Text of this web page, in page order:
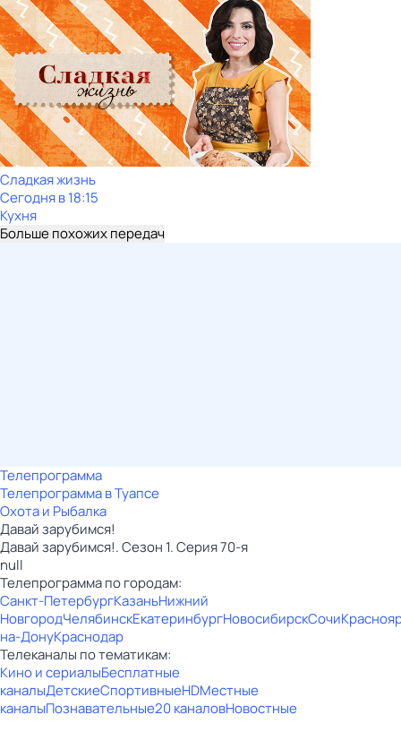
Сладкая жизнь
Сегодня в 18:15
Кухня
Больше похожих передач
Телепрограмма
Телепрограмма в Туапсе
Охота и Рыбалка
Давай зарубимся!
Давай зарубимся!. Сезон 1. Серия 70-я
null
Телепрограмма по городам:
Санкт-ПетербургКазаньНижний
НовгородЧелябинскЕкатеринбургНовосибирскСочи
на-ДонуКраснодар
Телеканалы по тематикам:
Кино и сериалыБесплатные
каналыДетскиеСпортивныеHDМестные
каналыПознавательные20 каналовНовостные